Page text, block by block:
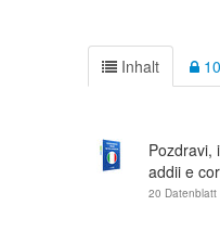
Inhalt
Pozdravi,
addii e
20 Datenblatt